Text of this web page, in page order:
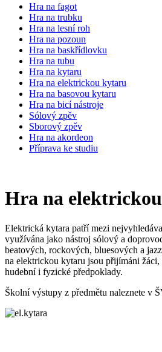
Hra na fagot
Hra na trubku
Hra na lesní roh
Hra na pozoun
Hra na baskřídlovku
Hra na tubu
Hra na kytaru
Hra na elektrickou kytaru
Hra na basovou kytaru
Hra na bicí nástroje
Sólový zpěv
Sborový zpěv
Hra na akordeon
Příprava ke studiu
Hra na
Elektrická kytara patří mezi
využívána jako nástroj sólový a
beatových, rockových, bluesových a
na elektrickou kytaru jsou přijímáni
hudební i fyzické předpoklady.
Školní výstupy z předmětu naleznete v